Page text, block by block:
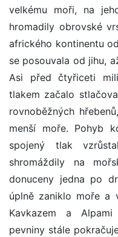
velkému moři, na
hromadily obrovské
afrického kontinentu
se posouvala od jihu,
Asi před čtyřiceti
tlakem začalo
rovnoběžných
menší moře. Pohyb
spojený tlak
shromáždily na
donuceny jedna po
úplně zaniklo moře a
Kavkazem a
pevniny stále